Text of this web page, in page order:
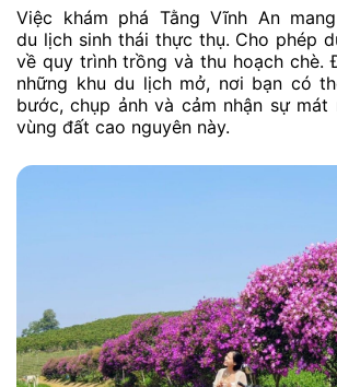
Việc khám phá Tằng Vĩnh An
du lịch sinh thái thực thụ. Cho phép
về quy trình trồng và thu hoạch chè.
những khu du lịch mở, nơi bạn có
bước, chụp ảnh và cảm nhận sự mát
vùng đất cao nguyên này.